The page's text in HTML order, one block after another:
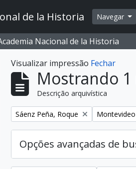
de la Historia Navegar
Nacional de la Historia
Visualizar impressão Fechar
Mostrando
Descrição arquivística
Remover filtro:
Sáenz Peña, Roque Remover
Opções avançadas de